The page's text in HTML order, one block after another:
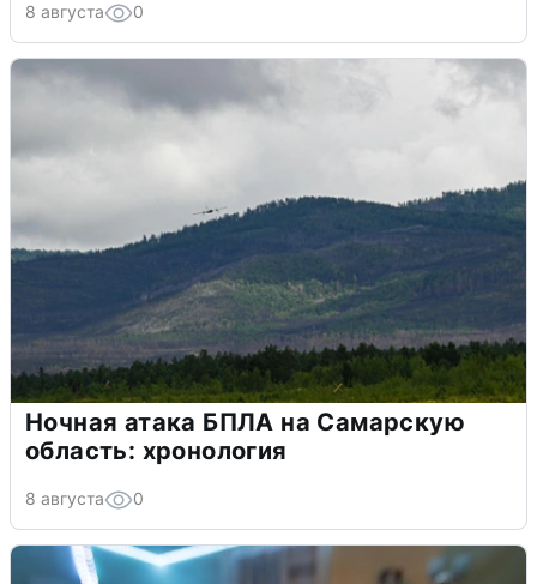
8 августа 0
Ночная атака БПЛА на Самарскую
область: хронология
8 августа 0